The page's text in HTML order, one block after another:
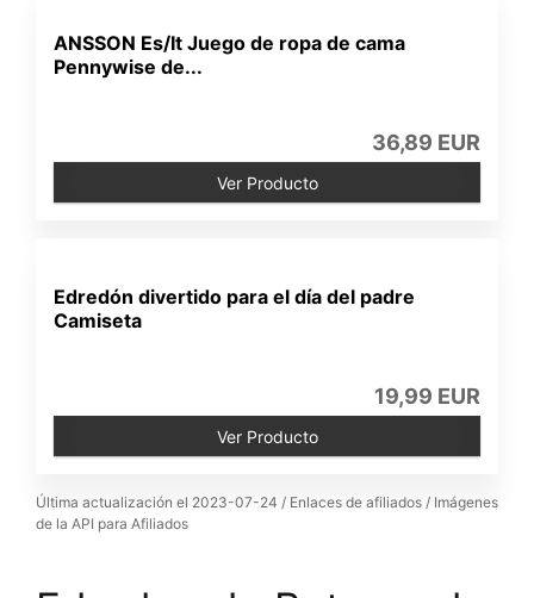
ANSSON Es/It Juego de ropa de cama
Pennywise de...
36,89 EUR
Ver Producto
Edredón divertido para el día del padre
Camiseta
19,99 EUR
Ver Producto
Última actualización el 2023-07-24 / Enlaces de afiliados / Imágenes
de la API para Afiliados